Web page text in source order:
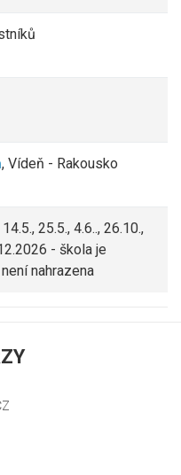
, Vídeň - Rakousko
25.5., 4.6.., 26.10.,
- škola je
nahrazena